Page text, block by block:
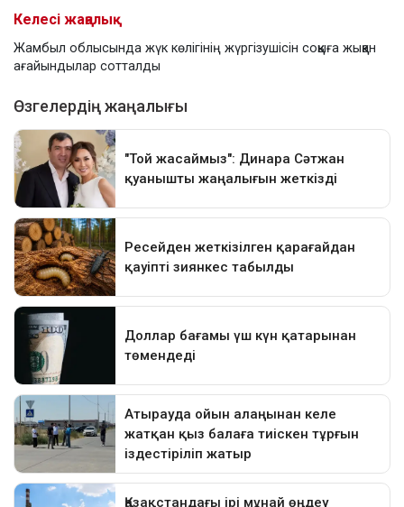
Келесі жаңалық
Жамбыл облысында жүк көлігінің жүргізушісін соққыға жыққан
ағайындылар сотталды